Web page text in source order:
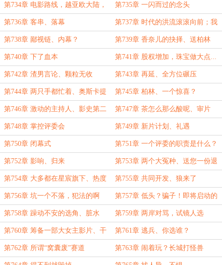
影师融合
第734章 电影路线，越亚欧大陆，
入雪山之巅
第735章 一闪而过的念头
第736章 客串、落幕 第737章 时代的洪流滚滚向前；我
有信心
第738章 鄙视链、内幕？ 第739章 香奈儿的抉择、送柏林
第740章 下了血本 第741章 股权增加，珠宝做大点...
第742章 渣男言论、颗粒无收 第743章 再延、全方位碾压
第744章 两只手都忙着、奥斯卡提
名
第745章 柏林、一个惊喜？
第746章 激动的主持人、影史第二 第747章 茶怎么那么酸呢、审片
第748章 掌控评委会 第749章 新片计划、礼遇
第750章 闭幕式 第751章 一个评委的职责是什么？
第752章 影响、归来 第753章 两个大冤种、送您一份退
休礼物
第754章 大多都在星宸旗下、热度
不高的奥斯卡
第755章 共同开发、狼来了
第756章 坑一个不落，犯法的啊 第757章 低头？骗子！即将启动的
新片
第758章 躁动不安的选角、脏水 第759章 两岸对骂，试镜人选
第760章 筹备一部大女主影片、干
翻它
第761章 逃兵、你选谁？
第762章 所谓“窝囊废”赛道 第763章 闹着玩？长城打怪兽